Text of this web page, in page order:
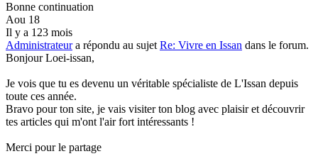
Bonne continuation
Aou 18
Il y a 123 mois
Administrateura répondu au sujet Re: Vivre en Issan dans le forum.
Bonjour Loei-issan,
Je vois que tu es devenu un véritable spécialiste de L'Issan depuis
toute ces année.
Bravo pour ton site, je vais visiter ton blog avec plaisir et découvrir
tes articles qui m'ont l'air fort intéressants !
Merci pour le partage